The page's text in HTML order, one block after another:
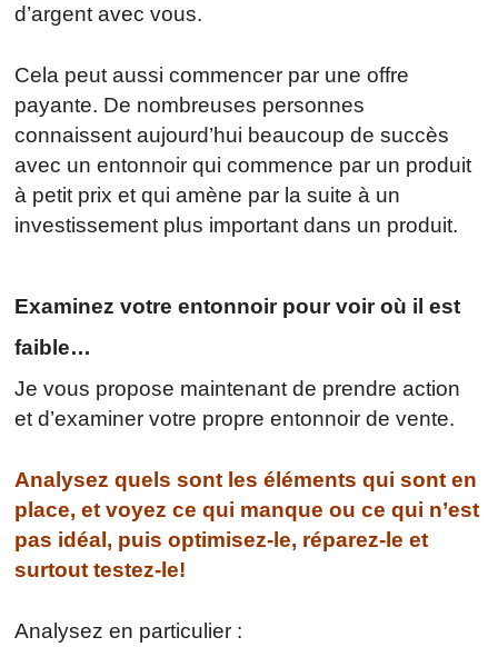
d’argent avec vous.
Cela peut aussi commencer par une offre
payante. De nombreuses personnes
connaissent aujourd’hui beaucoup de succès
avec un entonnoir qui commence par un produit
à petit prix et qui amène par la suite à un
investissement plus important dans un produit.
Examinez votre entonnoir pour voir où il est
faible…
Je vous propose maintenant de prendre action
et d’examiner votre propre entonnoir de vente.
Analysez quels sont les éléments qui sont en
place, et voyez ce qui manque ou ce qui n’est
pas idéal, puis optimisez-le, réparez-le et
surtout testez-le!
Analysez en particulier :